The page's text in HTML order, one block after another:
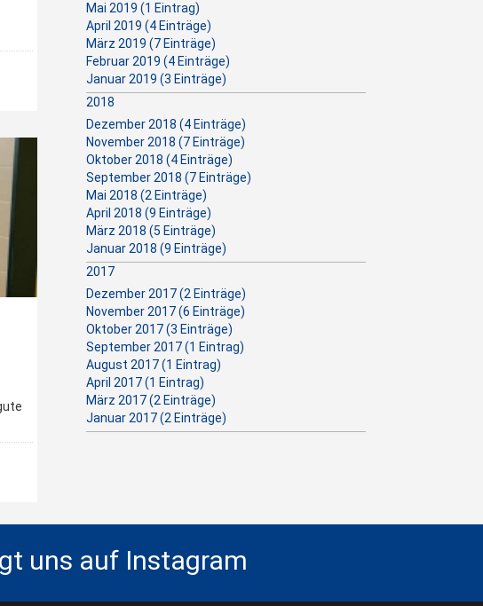
Mai 2019 (1 Eintrag)
April 2019 (4 Einträge)
März 2019 (7 Einträge)
Februar 2019 (4 Einträge)
Januar 2019 (3 Einträge)
2018
Dezember 2018 (4 Einträge)
November 2018 (7 Einträge)
Oktober 2018 (4 Einträge)
September 2018 (7 Einträge)
Mai 2018 (2 Einträge)
April 2018 (9 Einträge)
März 2018 (5 Einträge)
Januar 2018 (9 Einträge)
2017
Dezember 2017 (2 Einträge)
November 2017 (6 Einträge)
Oktober 2017 (3 Einträge)
September 2017 (1 Eintrag)
August 2017 (1 Eintrag)
April 2017 (1 Eintrag)
März 2017 (2 Einträge)
Januar 2017 (2 Einträge)
uns auf Instagram